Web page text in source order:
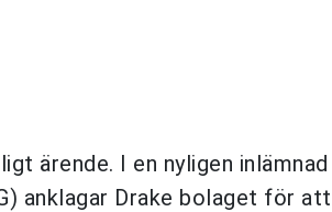
ärende. I en nyligen inlämnad
anklagar Drake bolaget för